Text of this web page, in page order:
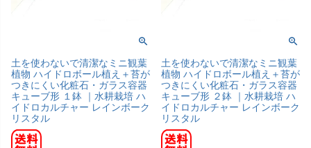
土を使わないで清潔なミニ観葉
植物 ハイドロボール植え＋苔が
つきにくい化粧石・ガラス容器
キューブ形 １鉢 ｜水耕栽培 ハ
イドロカルチャー レインボーク
リスタル
土を使わないで清潔なミニ観葉
植物 ハイドロボール植え＋苔が
つきにくい化粧石・ガラス容器
キューブ形 ２鉢 ｜水耕栽培 ハ
イドロカルチャー レインボーク
リスタル